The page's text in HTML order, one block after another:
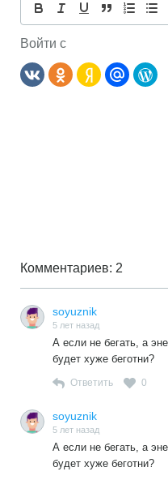
Войти с
Комментариев: 2
soyuznik
5 лет назад
А если не бегать, а
будет хуже беготни?
Ответить 0
soyuznik
5 лет назад
А если не бегать, а
будет хуже беготни?